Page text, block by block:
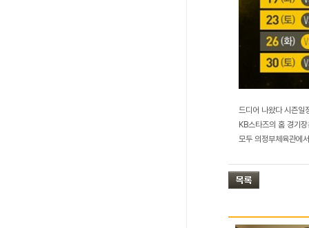
드디어 나왔다 시즌일
KB스타즈의 홈 경기
모두 의정부체육관에